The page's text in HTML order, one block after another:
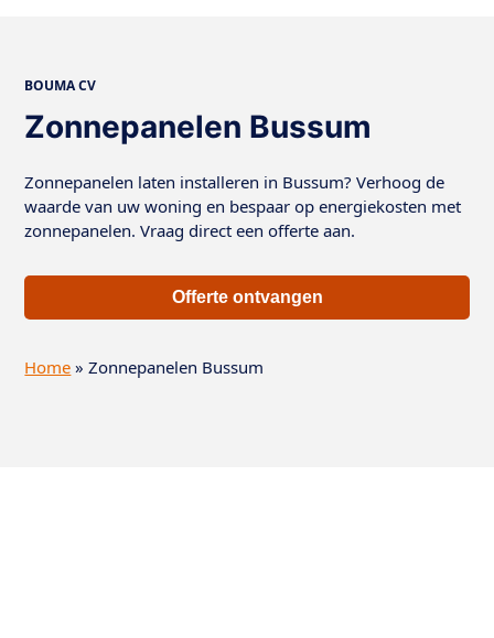
BOUMA CV
Zonnepanelen Bussum
Zonnepanelen laten installeren in Bussum? Verhoog de
waarde van uw woning en bespaar op energiekosten met
zonnepanelen. Vraag direct een offerte aan.
Offerte ontvangen
Home »Zonnepanelen Bussum